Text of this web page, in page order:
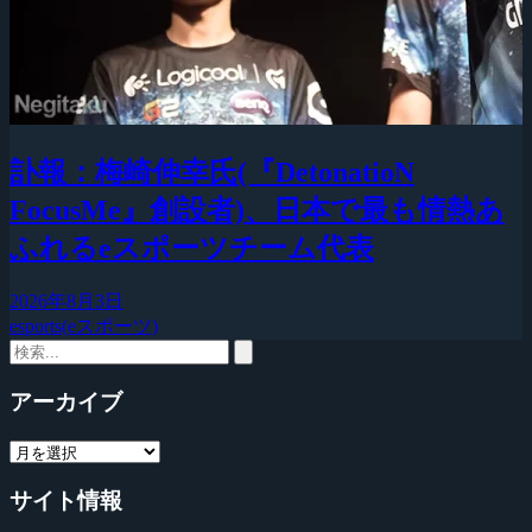
訃報：梅崎伸幸氏(『DetonatioN
FocusMe』創設者)、日本で最も情熱あ
ふれるeスポーツチーム代表
2026年8月3日
esports(eスポーツ)
アーカイブ
サイト情報